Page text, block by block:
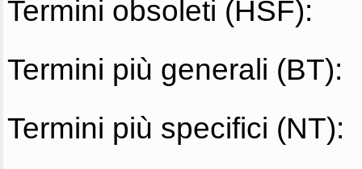
Termini obsoleti (HSF):
Termini più generali (BT):
Termini più specifici (NT):